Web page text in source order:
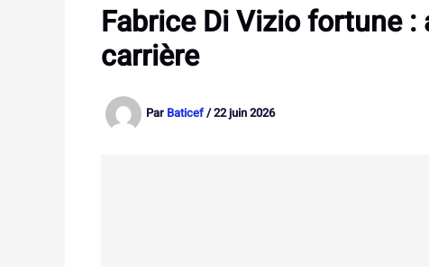
Fabrice Di Vizio fortune
carrière
Par Baticef/22 juin 2026